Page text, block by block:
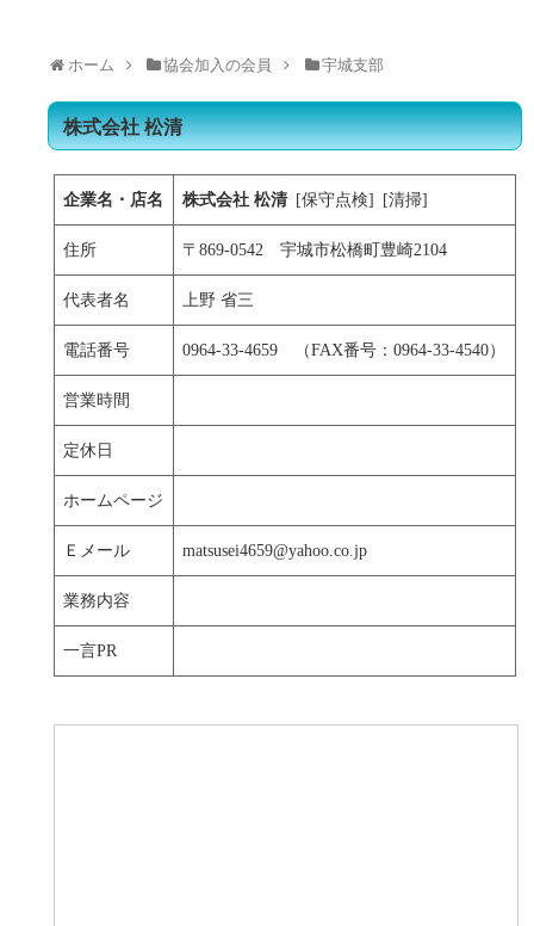
ホーム 協会加入の会員 宇城支部
株式会社 松清
企業名・店名 株式会社 松清[保守点検] [清掃]
住所 〒869-0542 宇城市松橋町豊崎2104
代表者名 上野 省三
電話番号 0964-33-4659 （FAX番号：0964-33-4540）
営業時間
定休日
ホームページ
Ｅメール matsusei4659@yahoo.co.jp
業務内容
一言PR